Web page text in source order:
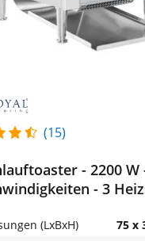
(15)
- 2200 W
- 3
(LxBxH) 75 x